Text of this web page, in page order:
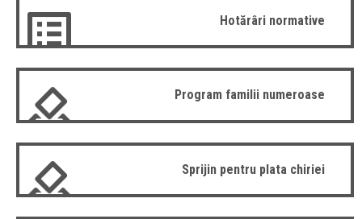
Hotărâri normative
Program familii numeroase
Sprijin pentru plata chiriei